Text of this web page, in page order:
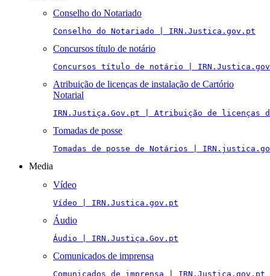
Conselho do Notariado
Conselho do Notariado | IRN.Justica.gov.pt
Concursos título de notário
Concursos título de notário |
Atribuição de licenças de instalação de Cartório
Notarial
IRN.Justiça.Gov.pt | Atribuição de licenças
Tomadas de posse
Tomadas de posse de Notários |
Media
Vídeo
Vídeo | IRN.Justica.gov.pt
Áudio
Áudio | IRN.Justiça.Gov.pt
Comunicados de imprensa
Comunicados de imprensa | IRN.Justica.gov.pt